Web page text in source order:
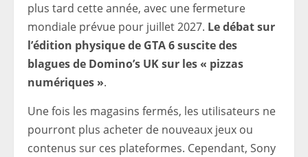
plus tard cette année, avec une fermeture
mondiale prévue pour juillet 2027. Le débat sur
l’édition physique de GTA 6 suscite des
blagues de Domino’s UK sur les « pizzas
numériques ».
Une fois les magasins fermés, les utilisateurs ne
pourront plus acheter de nouveaux jeux ou
contenus sur ces plateformes. Cependant, Sony